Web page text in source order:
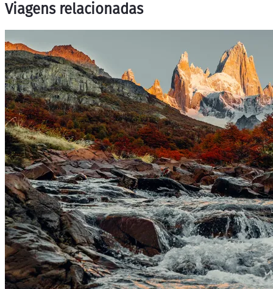
Viagens relacionadas